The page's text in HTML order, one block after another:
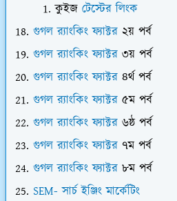
কুইজ টেস্টের লিংক
গুগল র‍্যাংকিং ফ্যাক্টর ২য় পর্ব
গুগল র‍্যাংকিং ফ্যাক্টর ৩য় পর্ব
গুগল র‍্যাংকিং ফ্যাক্টর ৪র্থ পর্ব
গুগল র‍্যাংকিং ফ্যাক্টর ৫ম পর্ব
গুগল র‍্যাংকিং ফ্যাক্টর ৬ষ্ঠ পর্ব
গুগল র‍্যাংকিং ফ্যাক্টর ৭ম পর্ব
গুগল র‍্যাংকিং ফ্যাক্টর ৮ম পর্ব
SEM- সার্চ ইঞ্জিং মার্কেটিং